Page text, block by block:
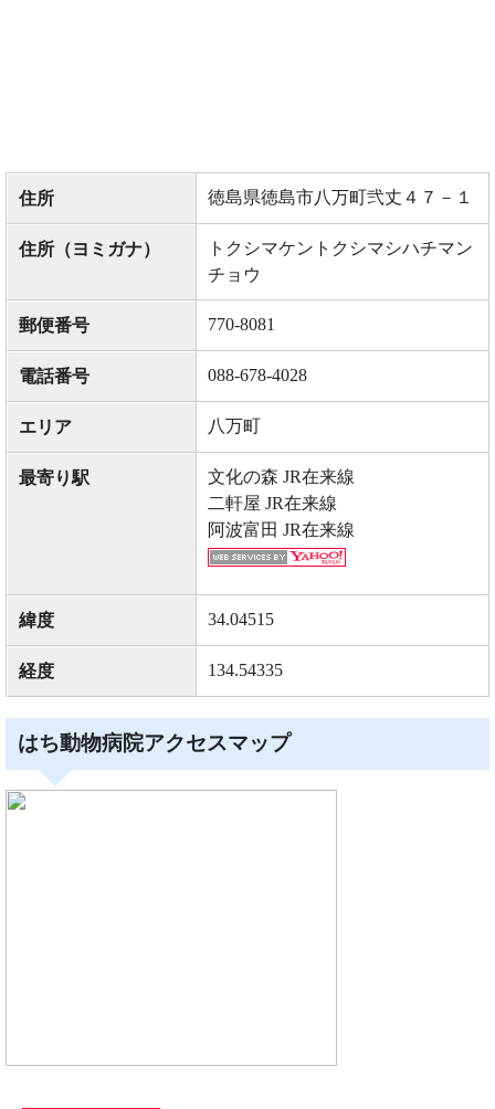
住所 徳島県徳島市八万町弐丈４７－１
住所（ヨミガナ）
トクシマケントクシマシハチマン
チョウ
郵便番号 770-8081
電話番号 088-678-4028
エリア 八万町
最寄り駅
文化の森 JR在来線
二軒屋 JR在来線
阿波富田 JR在来線
緯度 34.04515
経度 134.54335
はち動物病院アクセスマップ